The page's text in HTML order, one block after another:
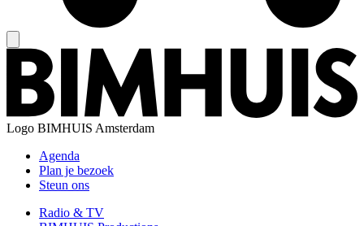
Logo BIMHUIS Amsterdam
Agenda
Plan je bezoek
Steun ons
Radio & TV